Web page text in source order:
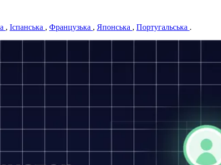
, Іспанська , Французька , Японська , Португальська .